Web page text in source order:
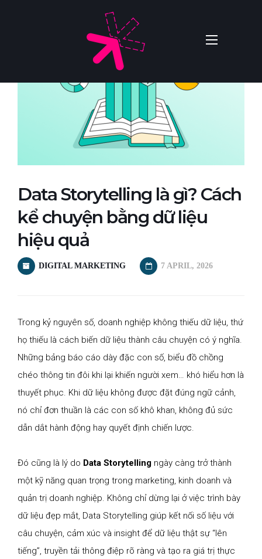
Data Storytelling là gì? Cách
kể chuyện bằng dữ liệu
hiệu quả
DIGITAL MARKETING 7 APRIL, 2026
Trong kỷ nguyên số, doanh nghiệp không thiếu dữ liệu, thứ
họ thiếu là cách biến dữ liệu thành câu chuyện có ý nghĩa.
Những bảng báo cáo dày đặc con số, biểu đồ chồng
chéo thông tin đôi khi lại khiến người xem… khó hiểu hơn là
thuyết phục. Khi dữ liệu không được đặt đúng ngữ cảnh,
nó chỉ đơn thuần là các con số khô khan, không đủ sức
dẫn dắt hành động hay quyết định chiến lược.
Đó cũng là lý do Data Storytelling ngày càng trở thành
một kỹ năng quan trọng trong marketing, kinh doanh và
quản trị doanh nghiệp. Không chỉ dừng lại ở việc trình bày
dữ liệu đẹp mắt, Data Storytelling giúp kết nối số liệu với
câu chuyện, cảm xúc và insight để dữ liệu thật sự “lên
tiếng”, truyền tải thông điệp rõ ràng và tạo ra giá trị thực